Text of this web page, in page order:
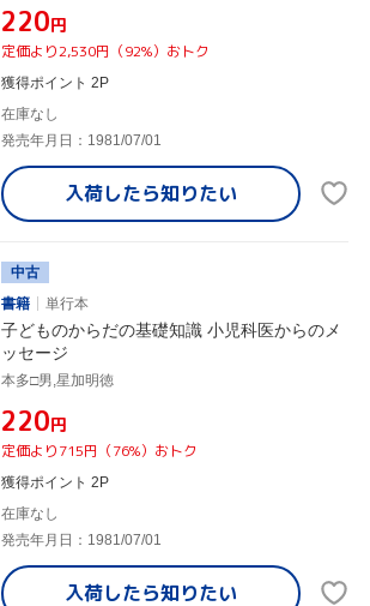
¥220円
定価より2,530円（92%）おトク
獲得ポイント 2P
在庫なし
発売年月日：1981/07/01
入荷したら知りたい
中古
書籍
単行本
子どものからだの基礎知識 小児科医からのメ
ッセージ
本多□男,星加明徳
¥220円
定価より715円（76%）おトク
獲得ポイント 2P
在庫なし
発売年月日：1981/07/01
入荷したら知りたい